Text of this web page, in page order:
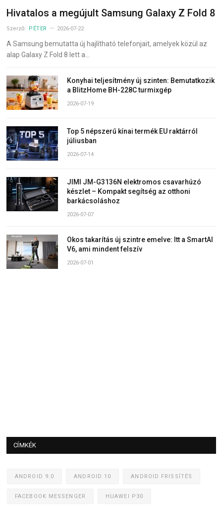
Hivatalos a megújult Samsung Galaxy Z Fold 8
Szerző: PÉTER 2026-07-22
A Samsung bemutatta új hajlítható telefonjait, amelyek közül az
alap Galaxy Z Fold 8 lett a…
Konyhai teljesítmény új szinten: Bemutatkozik
a BlitzHome BH-228C turmixgép
2026-07-19
Top 5 népszerű kínai termék EU raktárról
júliusban
2026-07-14
JIMI JM-G3136N elektromos csavarhúzó
készlet – Kompakt segítség az otthoni
barkácsoláshoz
2026-07-07
Okos takarítás új szintre emelve: Itt a SmartAI
V6, ami mindent felszív
2026-07-01
CÍMKÉK
ANDROID 9.0 ANDROID 10 ANDROID FRISSÍTÉS
FACEBOOK MESSENGER HUAWEI P30